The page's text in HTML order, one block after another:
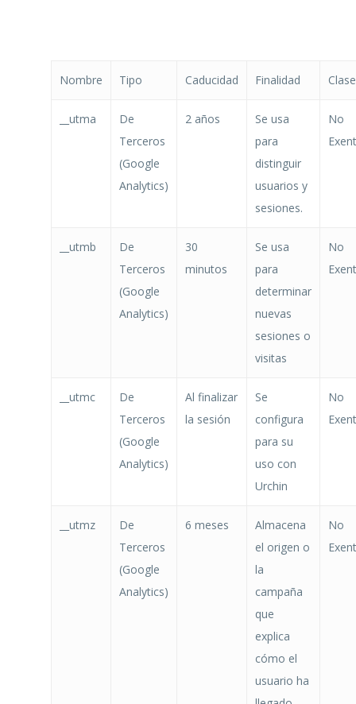
Nombre Tipo Caducidad Finalidad Clase
__utma
De
Terceros
(Google
Analytics)
2 años
Se usa
para
distinguir
usuarios y
sesiones.
No
__utmb
De
Terceros
(Google
Analytics)
30
minutos
Se usa
para
determinar
nuevas
sesiones o
visitas
No
__utmc
De
Terceros
(Google
Analytics)
Al finalizar
la sesión
Se
configura
para su
uso con
Urchin
No
__utmz
De
Terceros
(Google
Analytics)
6 meses
Almacena
el origen o
la
campaña
que
explica
cómo el
usuario ha
No